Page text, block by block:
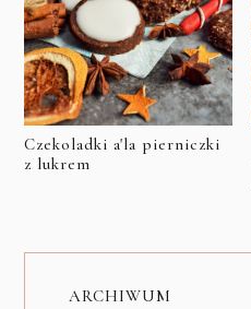
Czekoladki a'la pierniczki
z lukrem
ARCHIWUM